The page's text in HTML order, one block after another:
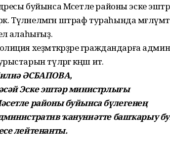
буйынса Мәсетле районы эске
Түләнелмәгән штраф тураһында
алаһығыҙ.
хеҙмәткәрҙәре граждандарға
түләргә кәңәш итә.
ӘСБАПОВА,
Эске эштәр министрлығы
районы буйынса бүлегенең
ҡануниәтте башҡарыу
лейтенанты.